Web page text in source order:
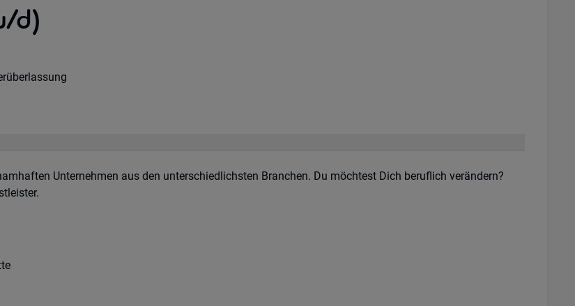
d)
Unternehmen aus den unterschiedlichsten Branchen. Du möchtest Dich beruflich verändern?